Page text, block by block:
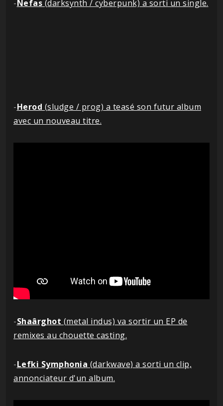
- Nefas (darksynth / cyberpunk) a sorti un single.
-Herod (sludge / prog) a teasé son futur album
avec un nouveau titre.
-Shaârghot (metal indus) va sortir un EP de
remixes au chouette casting.
-Lefki Symphonia (darkwave) a sorti un clip,
annonciateur d'un album.